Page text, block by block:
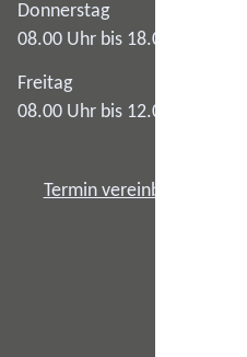
Donnerstag
08.00 Uhr bis 18.00 Uhr
Freitag
08.00 Uhr bis 12.00 Uhr
Termin vereinbaren